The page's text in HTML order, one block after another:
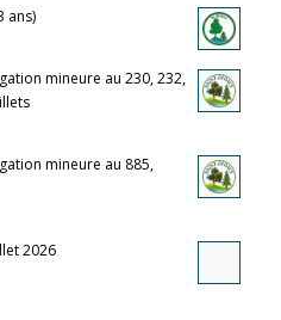
ans)
mineure au 230, 232,
mineure au 885,
2026